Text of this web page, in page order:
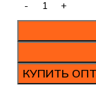
КУПИТЬ